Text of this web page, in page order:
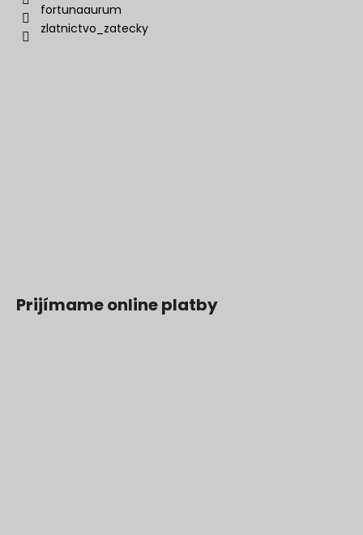
fortunaaurum
zlatnictvo_zatecky
Prijímame online platby